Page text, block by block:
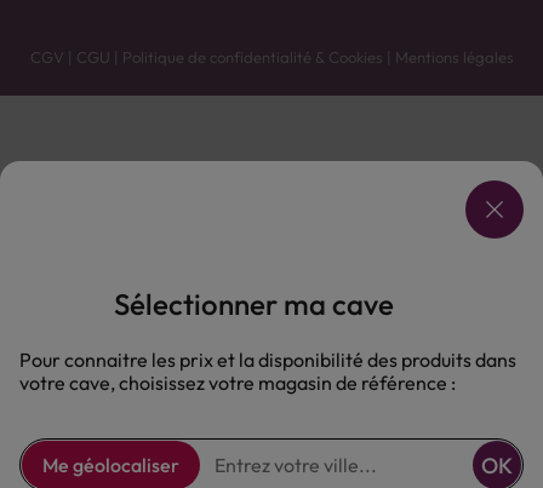
CGV | CGU | Politique de confidentialité & Cookies | Mentions légales
Vente uniquement en caves. Contactez votre caviste pour plus de renseignements.
L'ABUS D'ALCOOL EST DANGEREUX POUR LA SANTÉ, À CONSOMMER AVEC MODÉRATION.
Sélectionner ma cave
Pour connaitre les prix et la disponibilité des produits dans
votre cave, choisissez votre magasin de référence :
Me géolocaliser OK